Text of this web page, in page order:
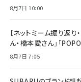
8月7日 10:00
【ネットミーム振り返
ん・橋本愛さん」「
8月7日 7:05